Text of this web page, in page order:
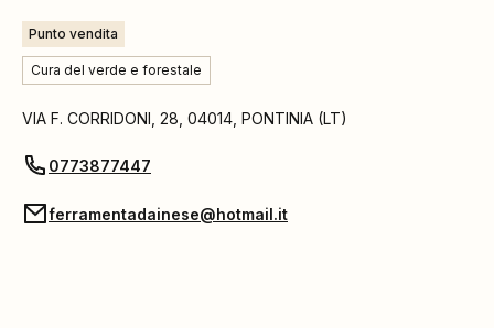
Punto vendita
Cura del verde e forestale
VIA F. CORRIDONI, 28 04014 PONTINIA (LT)
0773877447
ferramentadainese@hotmail.it